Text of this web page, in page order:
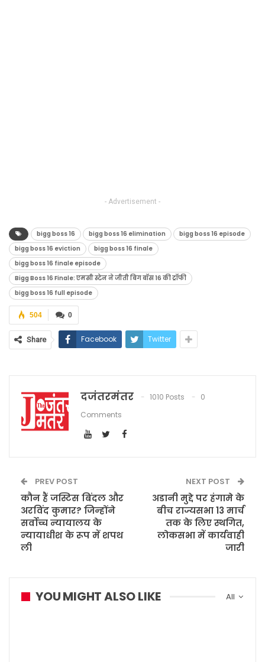
- Advertisement -
bigg boss 16 bigg boss 16 elimination
bigg boss 16 episode
bigg boss 16 eviction
bigg boss 16 finale
bigg boss 16 finale episode
Bigg Boss 16 Finale: एमसी स्टेन ने जीती बिग बॉस 16 की ट्रॉफी
bigg boss 16 full episode
0
504
Share Facebook Twitter
दजंतरमंतर 1010 Posts
0
Comments
PREV POST
कौन हैं जस्टिस बिंदल और
अरविंद कुमार? जिन्होंने
सर्वोच्च न्यायालय के
न्यायाधीश के रूप में शपथ
ली
NEXT POST
अडानी मुद्दे पर हंगामे के
बीच राज्यसभा 13 मार्च
तक के लिए स्थगित,
लोकसभा में कार्यवाही
जारी
All
YOU MIGHT ALSO LIKE